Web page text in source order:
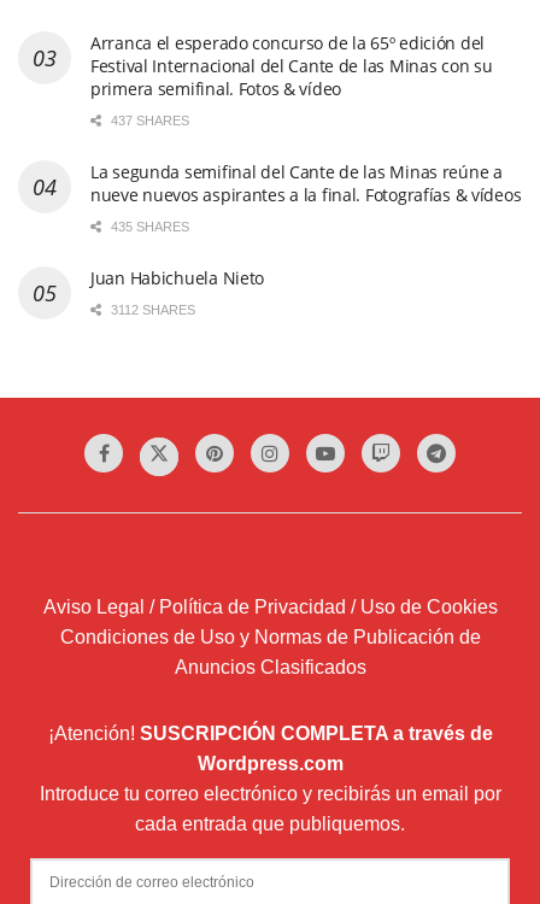
Arranca el esperado concurso de la 65º edición del
Festival Internacional del Cante de las Minas con su
primera semifinal. Fotos & vídeo
437 SHARES
La segunda semifinal del Cante de las Minas reúne a
nueve nuevos aspirantes a la final. Fotografías & vídeos
435 SHARES
Juan Habichuela Nieto
3112 SHARES
Aviso Legal / Política de Privacidad / Uso de Cookies
Condiciones de Uso y Normas de Publicación de
Anuncios Clasificados
¡Atención! SUSCRIPCIÓN COMPLETA a través de
Wordpress.com
Introduce tu correo electrónico y recibirás un email por
cada entrada que publiquemos.
Dirección